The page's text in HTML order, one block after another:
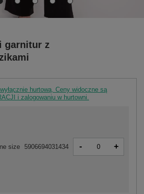
garnitur z
hurtową. Ceny widoczne są
i zalogowaniu w hurtowni.
size 5906694031434 - +